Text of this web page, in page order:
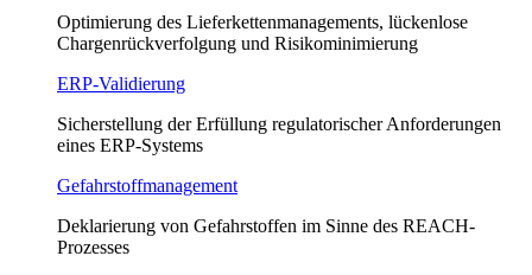
Optimierung des Lieferkettenmanagements, lückenlose
Chargenrückverfolgung und Risikominimierung
ERP-Validierung
Sicherstellung der Erfüllung regulatorischer Anforderungen
eines ERP-Systems
Gefahrstoffmanagement
Deklarierung von Gefahrstoffen im Sinne des REACH-
Prozesses